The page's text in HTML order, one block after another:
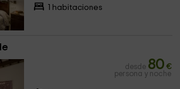
1 habitaciones
desde 80 €
persona y noche